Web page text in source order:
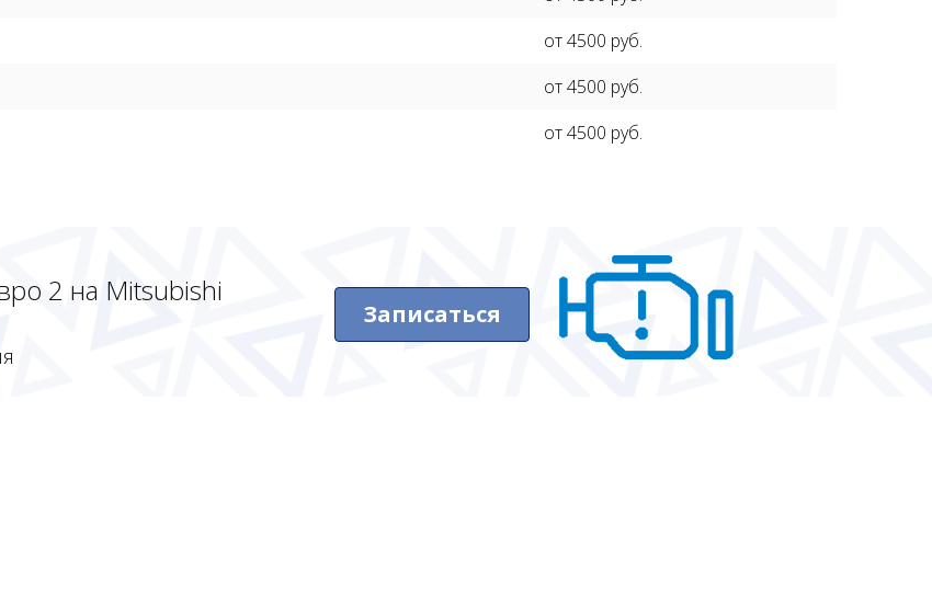
от 4500 руб.
от 4500 руб.
от 4500 руб.
2 на Mitsubishi
Записаться